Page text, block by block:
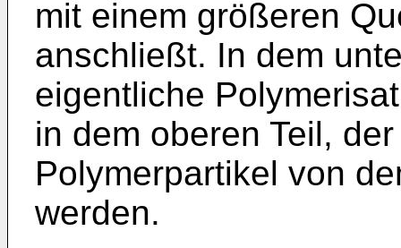
mit einem größeren
anschließt. In dem
eigentliche
in dem oberen Teil,
Polymerpartikel von
werden.